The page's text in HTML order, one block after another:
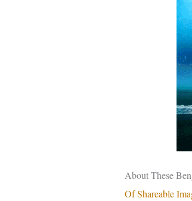
About These
Of Shareable